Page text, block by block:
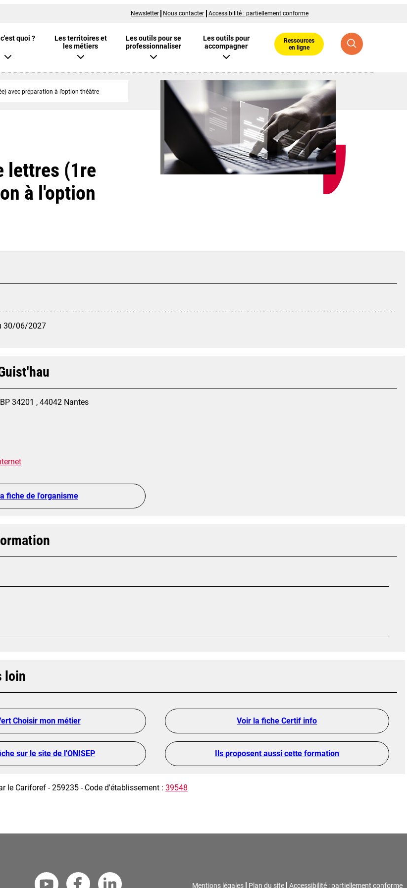
Newsletter Nous contacter Accessibilité : partiellement conforme
quoi ?
Les territoires et
les métiers
Les outils pour se
professionnaliser
Les outils pour
accompagner
Ressources
en ligne
avec préparation à l’option théâtre
lettres (1re
à l'option
30/06/2027
34201 , 44042 Nantes
fiche de l'organisme
loin
Choisir mon métier Voir la fiche Certif info
sur le site de l'ONISEP Ils proposent aussi cette formation
le Cariforef - 259235 - Code d'établissement : 39548
Mentions légales Plan du site Accessibilité : partiellement conforme